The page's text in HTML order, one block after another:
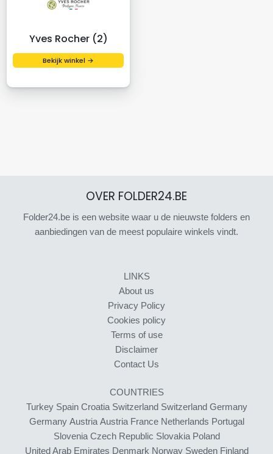
Yves Rocher (2)
Bekijk winkel →
OVER FOLDER24.BE
Folder24.be is een website waar u de nieuwste folders en
aanbiedingen van de meest populaire winkels vindt.
LINKS
About us
Privacy Policy
Cookies policy
Terms of use
Disclaimer
Contact Us
COUNTRIES
Turkey Spain Croatia Switzerland Switzerland Germany
Germany Austria Austria France Netherlands Portugal
Slovenia Czech Republic Slovakia Poland
United Arab Emirates Denmark Norway Sweden Finland